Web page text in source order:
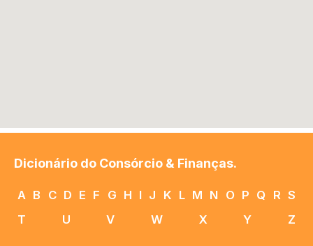
Dicionário do Consórcio & Finanças.
A B C D E F G H I J K L M N O P Q R S
T
U V W X Y Z